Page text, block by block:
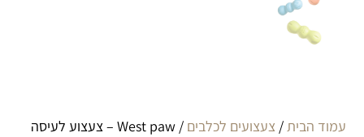
עמוד הבית/ צעצועים לכלבים
/ West paw – צעצוע לעיסה